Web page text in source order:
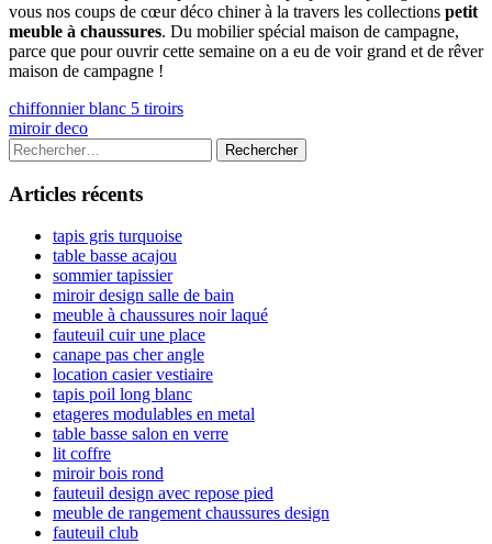
vous nos coups de cœur déco chiner à la travers les collections petit
meuble à chaussures. Du mobilier spécial maison de campagne,
parce que pour ouvrir cette semaine on a eu de voir grand et de rêver
maison de campagne !
Navigation
de
l’article
Previous
article:
chiffonnier blanc 5 tiroirs
Next
article:
miroir deco
Colonne
latérale
principale
Rechercher :
Articles récents
tapis gris turquoise
table basse acajou
sommier tapissier
miroir design salle de bain
meuble à chaussures noir laqué
fauteuil cuir une place
canape pas cher angle
location casier vestiaire
tapis poil long blanc
etageres modulables en metal
table basse salon en verre
lit coffre
miroir bois rond
fauteuil design avec repose pied
meuble de rangement chaussures design
fauteuil club